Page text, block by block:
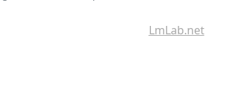
LmLab.net